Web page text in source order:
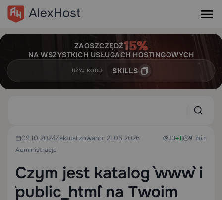
ZAOSZCZĘDŹ
NA WSZYSTKICH USŁUGACH HOSTINGOWYCH
UŻYJ KODU: SKILLS
09.10.2024Zaktualizowano: 21.05.2026
Administracja
33+1 9 min
Czym jest katalog `www` i
`public_html` na Twoim